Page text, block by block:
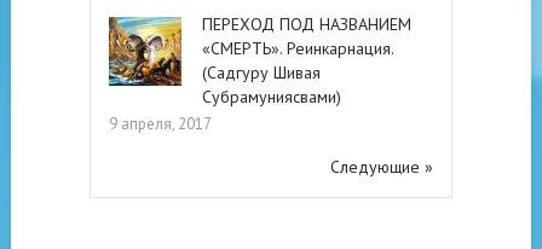
ПЕРЕХОД ПОД НАЗВАНИЕМ
«СМЕРТЬ». Реинкарнация.
(Садгуру Шивая
Субрамуниясвами)
9 апреля, 2017
Следующие »